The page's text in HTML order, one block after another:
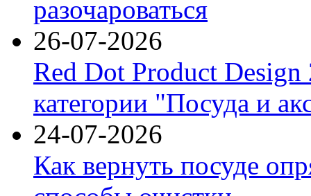
разочароваться
26-07-2026
Red Dot Product Design
категории "Посуда и
24-07-2026
Как вернуть посуде